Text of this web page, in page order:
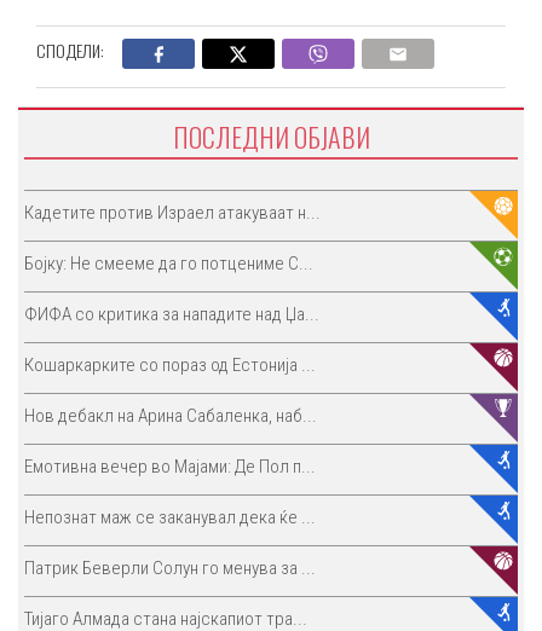
СПОДЕЛИ:
ПОСЛЕДНИ ОБЈАВИ
Кадетите против Израел атакуваат н...
Бојку: Не смееме да го потцениме С...
ФИФА со критика за нападите над Џа...
Кошаркарките со пораз од Естонија ...
Нов дебакл на Арина Сабаленка, наб...
Емотивна вечер во Мајами: Де Пол п...
Непознат маж се заканувал дека ќе ...
Патрик Беверли Солун го менува за ...
Тијаго Алмада стана најскапиот тра...